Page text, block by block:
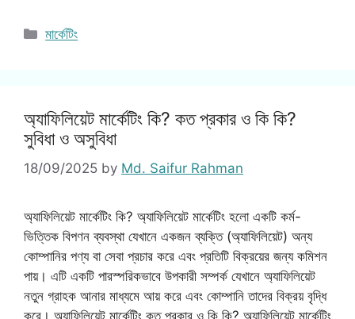
Categories
মার্কেটিং
অ্যাফিলিয়েট মার্কেটিং কি? কত প্রকার ও কি কি?
সুবিধা ও অসুবিধা
18/09/2025 by Md. Saifur Rahman
অ্যাফিলিয়েট মার্কেটিং কি? অ্যাফিলিয়েট মার্কেটিং হলো একটি কর্ম-
ভিত্তিক বিপণন ব্যবস্থা যেখানে একজন ব্যক্তি (অ্যাফিলিয়েট) অন্য
কোম্পানির পণ্য বা সেবা প্রচার করে এবং প্রতিটি বিক্রয়ের জন্য কমিশন
পায়। এটি একটি পারস্পরিকভাবে উপকারী সম্পর্ক যেখানে অ্যাফিলিয়েট
নতুন গ্রাহক আনার মাধ্যমে আয় করে এবং কোম্পানি তাদের বিক্রয় বৃদ্ধি
করে। অ্যাফিলিয়েট মার্কেটিং কত প্রকার ও কি কি? অ্যাফিলিয়েট মার্কেটিং